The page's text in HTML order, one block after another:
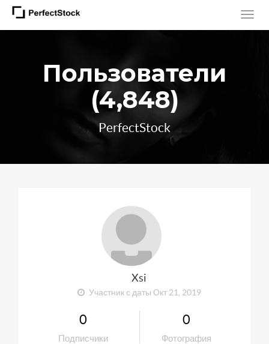
Пользователи
(4,848)
PerfectStock
Xsi
Участник с даты Окт 21, 2019
0
Подписчики
0
Фотография